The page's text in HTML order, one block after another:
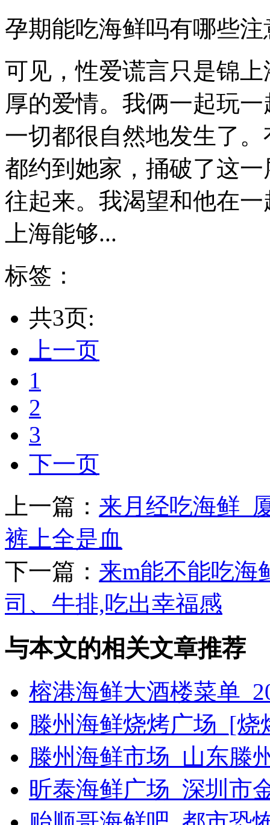
孕期能吃海鲜吗有哪些
可见，性爱谎言只是锦
厚的爱情。我俩一起玩
一切都很自然地发生了
都约到她家，捅破了这
往起来。我渴望和他在
上海能够...
标签：
共3页:
上一页
1
2
3
下一页
上一篇： 来月经吃海鲜_
裤上全是血
下一篇： 来m能不能吃海
司、牛排,吃出幸福感
与本文的相关文章推荐
榕港海鲜大酒楼菜单
滕州海鲜烧烤广场_[
滕州海鲜市场_山东滕
昕泰海鲜广场_深圳市